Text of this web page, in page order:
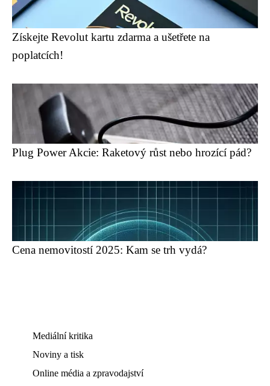
Získejte Revolut kartu zdarma a ušetřete na
poplatcích!
Plug Power Akcie: Raketový růst nebo hrozící pád?
Cena nemovitostí 2025: Kam se trh vydá?
Mediální kritika
Noviny a tisk
Online média a zpravodajství